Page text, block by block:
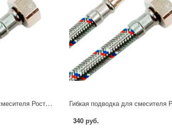
Гибкая подводка для смесителя Ростерм 1/2" М10x15 40 см НР-ВР
340 руб.